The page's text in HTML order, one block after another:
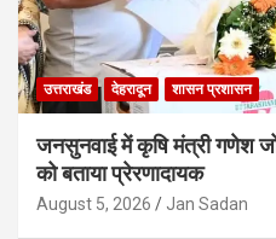
उत्तराखंड देहरादून शासन प्रशासन
जनसुनवाई में कृषि मंत्री गणेश
को बताया प्रेरणादायक
August 5, 2026 Jan Sadan